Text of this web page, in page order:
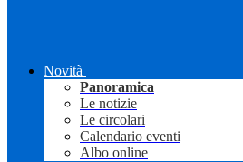
Novità
Panoramica
Le notizie
Le circolari
Calendario eventi
Albo online